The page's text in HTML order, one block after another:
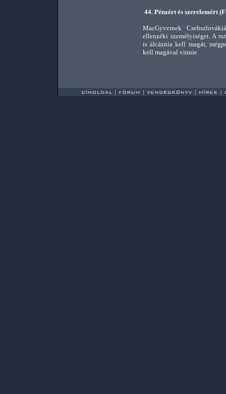
44. Pénzért és szerelemért
MacGyvernek
ellenzéki személyiséget. A
is álcáznia kell magát,
kell magával vinnie.